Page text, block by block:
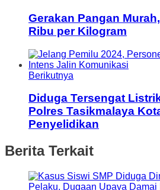
Gerakan Pangan
Ribu per Kilogram
Berikutnya
Diduga Tersengat
Polres Tasikmalaya
Penyelidikan
Berita Terkait